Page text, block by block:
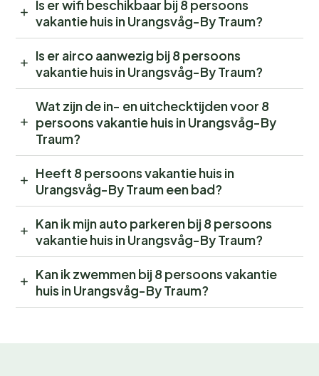
Is er wifi beschikbaar bij 8 persoons
vakantie huis in Urangsvåg-By Traum?
Is er airco aanwezig bij 8 persoons
vakantie huis in Urangsvåg-By Traum?
Wat zijn de in- en uitchecktijden voor 8
persoons vakantie huis in Urangsvåg-By
Traum?
Heeft 8 persoons vakantie huis in
Urangsvåg-By Traum een bad?
Kan ik mijn auto parkeren bij 8 persoons
vakantie huis in Urangsvåg-By Traum?
Kan ik zwemmen bij 8 persoons vakantie
huis in Urangsvåg-By Traum?